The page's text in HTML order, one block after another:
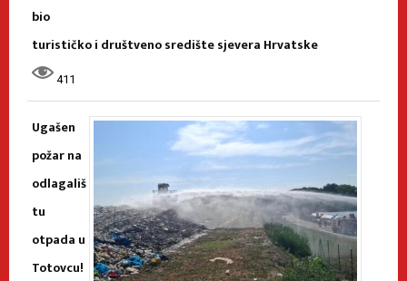
bio
turističko i društveno središte sjevera Hrvatske
411
Ugašen
požar na
odlagališ
tu
otpada u
Totovcu!